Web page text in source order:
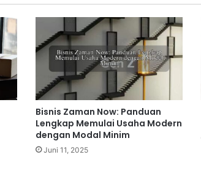
Bisnis Zaman Now: Panduan
Lengkap Memulai Usaha Modern
dengan Modal Minim
Juni 11, 2025